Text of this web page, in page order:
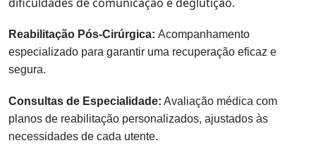
Reabilitação Pós-Cirúrgica: Acompanhamento
especializado para garantir uma recuperação eficaz e
segura.
Consultas de Especialidade: Avaliação médica com
planos de reabilitação personalizados, ajustados às
necessidades de cada utente.